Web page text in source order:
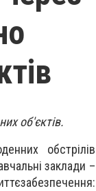
об'єктів.
обстрілів
заклади –